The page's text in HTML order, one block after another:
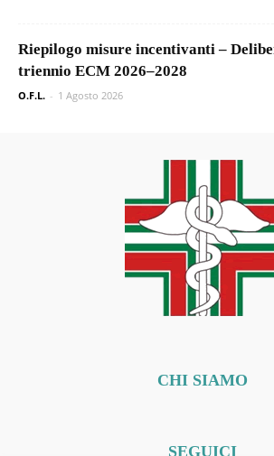
Riepilogo misure incentivanti –
triennio ECM 2026–2028
O.F.L. - 1 Agosto 2026
CHI SIAMO
SEGUICI